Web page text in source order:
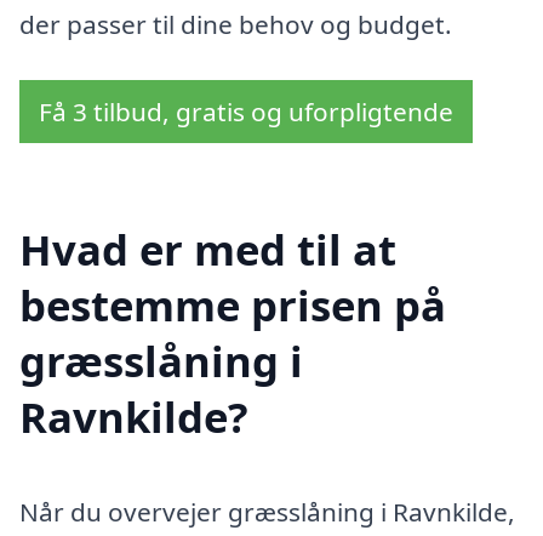
der passer til dine behov og budget.
Få 3 tilbud, gratis og uforpligtende
Hvad er med til at
bestemme prisen på
græsslåning i
Ravnkilde?
Når du overvejer græsslåning i Ravnkilde,